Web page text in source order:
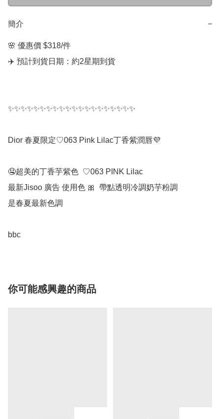
簡介 −
🌸 優惠價 $318/件
✈️ 預計到貨日期：約2星期到貨
✨✨✨✨✨✨✨✨✨✨✨✨✨✨✨✨✨✨✨✨
Dior 春夏限定♡063 Pink Lilac丁香紫潤唇💜
🤤超美的丁香芋紫色  ♡063 PINK Lilac
最新Jisoo 廣告 使用色 🎀  帶點透明冷調奶芋粉調
是春夏最新色調
bbc
你可能感興趣的商品